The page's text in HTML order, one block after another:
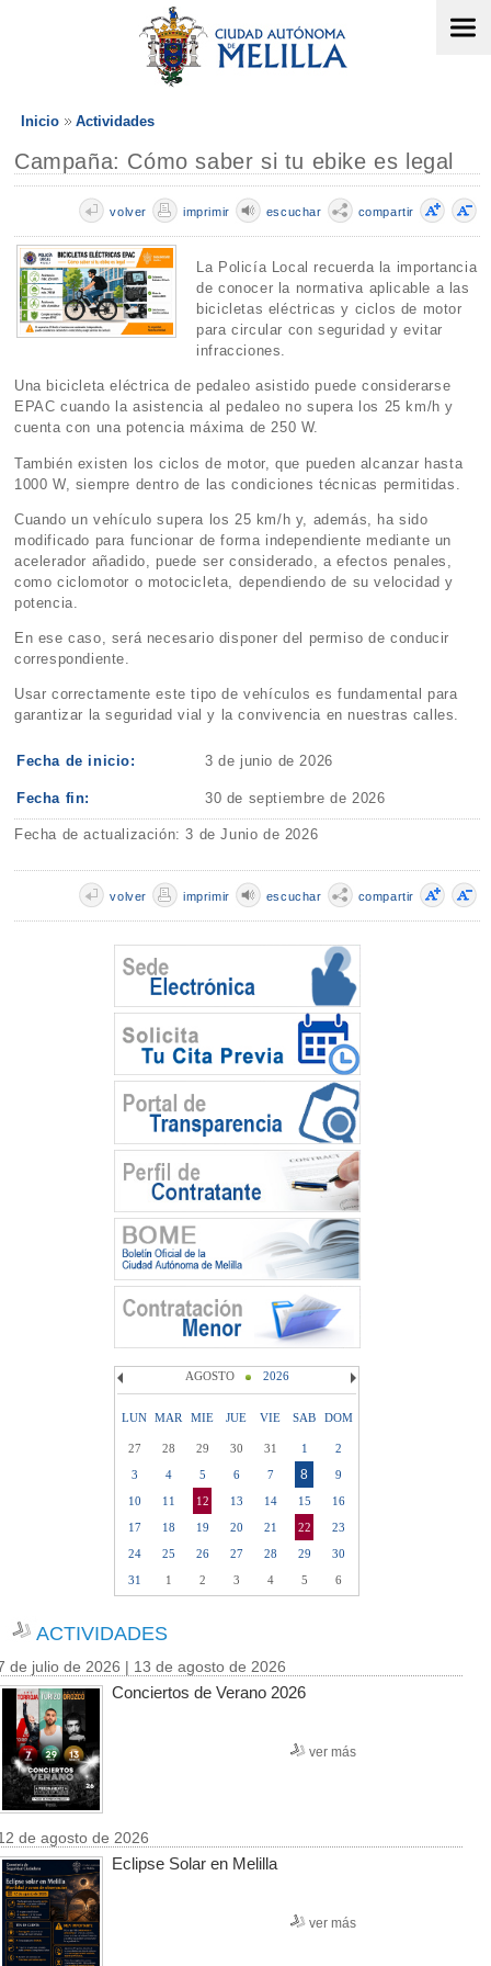
Inicio Actividades
Campaña: Cómo saber si tu ebike es legal
compartir
escuchar
imprimir
volver
La Policía Local recuerda la importancia
de conocer la normativa aplicable a las
bicicletas eléctricas y ciclos de motor
para circular con seguridad y evitar
infracciones.
Una bicicleta eléctrica de pedaleo asistido puede considerarse
EPAC cuando la asistencia al pedaleo no supera los 25 km/h y
cuenta con una potencia máxima de 250 W.
También existen los ciclos de motor, que pueden alcanzar hasta
1000 W, siempre dentro de las condiciones técnicas permitidas.
Cuando un vehículo supera los 25 km/h y, además, ha sido
modificado para funcionar de forma independiente mediante un
acelerador añadido, puede ser considerado, a efectos penales,
como ciclomotor o motocicleta, dependiendo de su velocidad y
potencia.
En ese caso, será necesario disponer del permiso de conducir
correspondiente.
Usar correctamente este tipo de vehículos es fundamental para
garantizar la seguridad vial y la convivencia en nuestras calles.
Fecha de inicio: 3 de junio de 2026
Fecha fin: 30 de septiembre de 2026
Fecha de actualización: 3 de Junio de 2026
compartir
escuchar
imprimir
volver
AGOSTO 2026
LUN MAR MIE JUE VIE SAB DOM
27 28 29 30 31 1
2
3
4 5 6 7 8
9
10
11 12 13 14 15
16
17
18 19 20 21 22
23
24
25 26 27 28 29
30
31
1 2 3 4 5 6
ACTIVIDADES
de julio de 2026 | 13 de agosto de 2026
Conciertos de Verano 2026
ver más
de agosto de 2026
Eclipse Solar en Melilla
ver más